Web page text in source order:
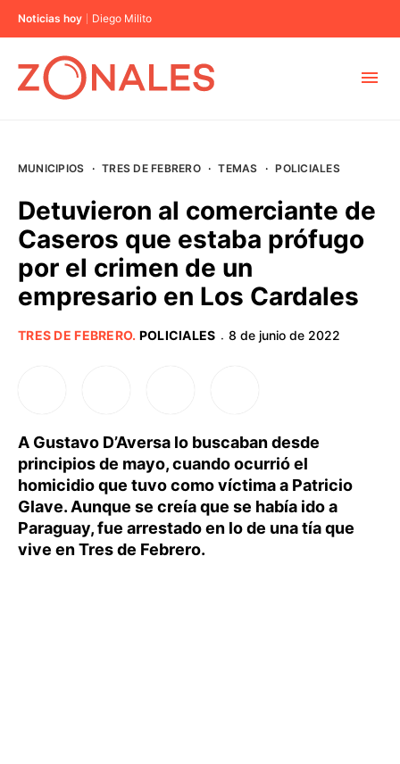
Noticias hoy Diego Milito
BUENOS AIRES
PROVINCIAS
MUNICIPIOS · TRES DE FEBRERO · TEMAS · POLICIALES
Detuvieron al comerciante de
Caseros que estaba prófugo
por el crimen de un
empresario en Los Cardales
TRES DE FEBRERO. POLICIALES · 8 de junio de 2022
A Gustavo D’Aversa lo buscaban desde
principios de mayo, cuando ocurrió el
homicidio que tuvo como víctima a Patricio
Glave. Aunque se creía que se había ido a
Paraguay, fue arrestado en lo de una tía que
vive en Tres de Febrero.